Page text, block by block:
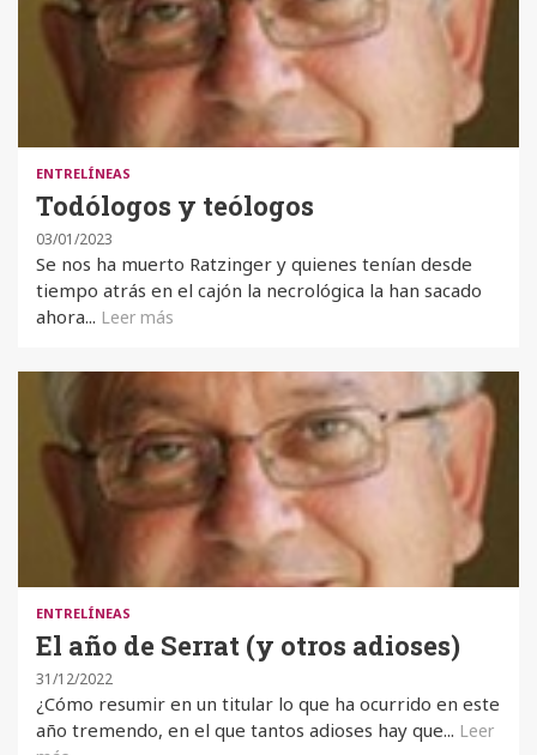
ENTRELÍNEAS
Todólogos y teólogos
03/01/2023
Se nos ha muerto Ratzinger y quienes tenían desde
tiempo atrás en el cajón la necrológica la han sacado
ahora... Leer más
ENTRELÍNEAS
El año de Serrat (y otros adioses)
31/12/2022
¿Cómo resumir en un titular lo que ha ocurrido en este
año tremendo, en el que tantos adioses hay que... Leer